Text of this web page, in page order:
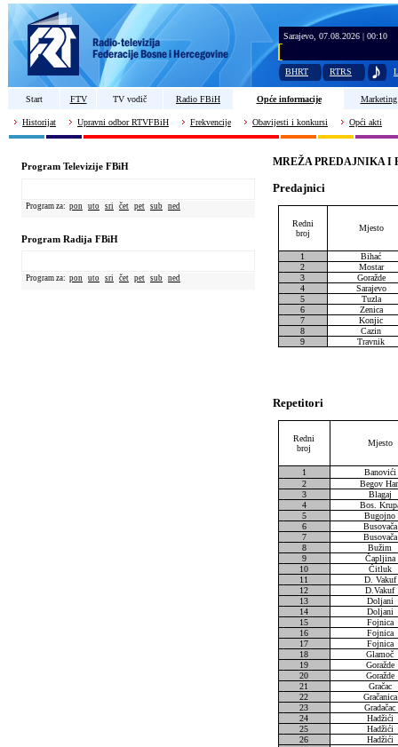
Sarajevo, 07.08.2026 | 00:10
BHRT RTRS
Start FTV TV vodič Radio FBiH Opće informacije Marketing
Historijat Upravni odbor RTVFBiH Frekvencije Obavijesti i konkursi Opći akti
Program Televizije FBiH
Program za: pon uto sri čet pet sub ned
Program Radija FBiH
Program za: pon uto sri čet pet sub ned
MREŽA PREDAJNIKA I
Predajnici
Redni
broj
Mjesto
1
Bihać
2
Mostar
3
Goražde
4
Sarajevo
5
Tuzla
6
Zenica
7
Konjic
8
Cazin
9
Travnik
Repetitori
Redni
broj
Mjesto
1
Banovići
2
Begov
3
Blagaj
4
Bos.
5
Bugojno
6
Busovača
7
Busovača
8
Bužim
9
Čapljina
10
Čitluk
11
D. Vakuf
12
D.Vakuf
13
Doljani
14
Doljani
15
Fojnica
16
Fojnica
17
Fojnica
18
Glamoč
19
Goražde
20
Goražde
21
Gračac
22
Gračanica
23
Gradačac
24
Hadžići
25
Hadžići
26
Hadžići